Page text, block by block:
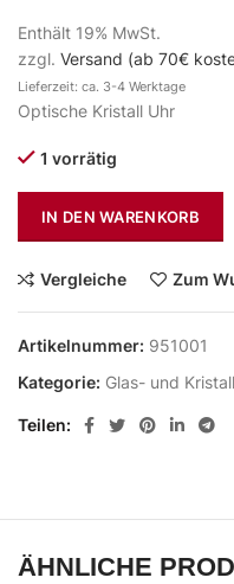
Enthält 19% MwSt.
zzgl. Versand (ab 70€
Lieferzeit: ca. 3-4 Werktage
Optische Kristall Uhr
1 vorrätig
IN DEN WARENKORB
Vergleiche Zum
Artikelnummer: 951001
Kategorie: Glas- und
Teilen
ÄHNLICHE